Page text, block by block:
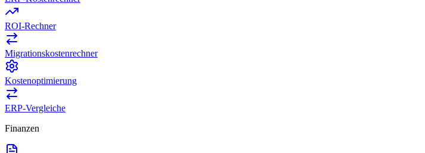
ROI-Rechner
Migrationskostenrechner
Kostenoptimierung
ERP-Vergleiche
Finanzen